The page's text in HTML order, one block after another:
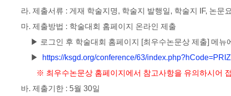
라. 제출서류 : 게재 학술지명, 학술지 발행일, 학술지 IF, 논문
​마. 제출방법 : 학술대회 홈페이지 온라인 제출
​▶ 로그인 후 학술대회 홈페이지 [최우수논문상 제출] 메뉴
​▶
https://ksgd.org/conference/63/
​※ 최우수논문상 홈페이지에서 참고사항을 유의하시어
​바. 제출기한 : 5월 30일